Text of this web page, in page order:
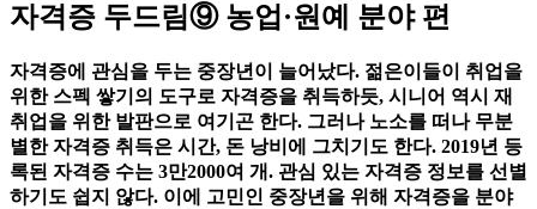
자격증 두드림⑨ 농업·원예 분야 편
자격증에 관심을 두는 중장년이 늘어났다. 젊은이들이 취업을
위한 스펙 쌓기의 도구로 자격증을 취득하듯, 시니어 역시 재
취업을 위한 발판으로 여기곤 한다. 그러나 노소를 떠나 무분
별한 자격증 취득은 시간, 돈 낭비에 그치기도 한다. 2019년 등
록된 자격증 수는 3만2000여 개. 관심 있는 자격증 정보를 선별
하기도 쉽지 않다. 이에 고민인 중장년을 위해 자격증을 분야